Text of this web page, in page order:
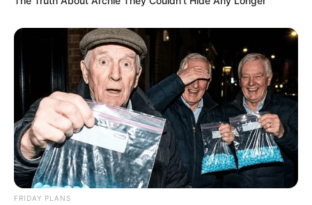
FRIDAY PLANS